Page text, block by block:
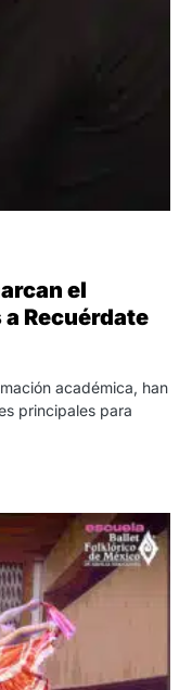
el
Recuérdate
académica, han
principales para